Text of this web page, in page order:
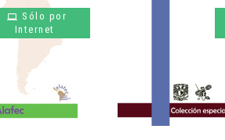
Sólo por
Internet